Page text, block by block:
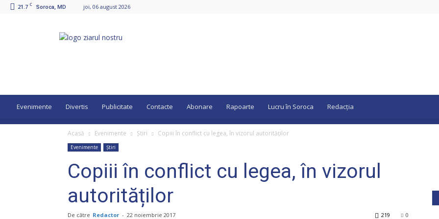
21.7 C Soroca, MD joi, 06 august 2026
Evenimente Divertis Publicitate Contacte Abonare Rapoarte Lucru în Soroca Redacția
Acasă Evenimente Știri Copiii în conflict cu legea, în vizorul autorităților
Evenimente Știri
Copiii în conflict cu legea, în vizorul
autorităților
De către Redactor - 22 noiembrie 2017 0
219